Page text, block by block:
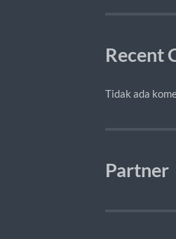
Recent
Tidak ada
Partner